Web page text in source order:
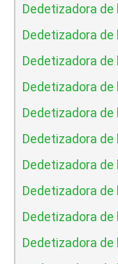
Dedetizadora de
Dedetizadora
Dedetizadora
Dedetizadora
Dedetizadora
Dedetizadora
Dedetizadora
Dedetizadora
Dedetizadora
Dedetizadora